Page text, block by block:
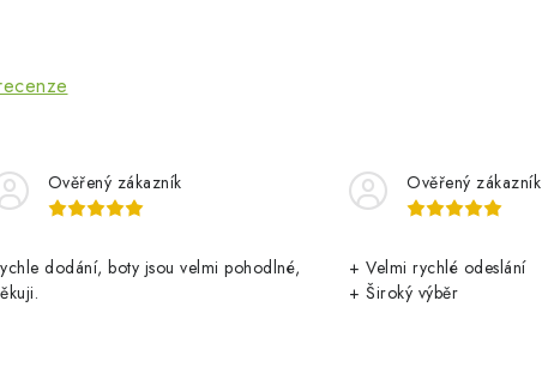
Ověřený zákazník
dodání, boty jsou velmi pohodlné,
Ověřený zákazník
+ Velmi rychlé odeslání
+ Široký výběr